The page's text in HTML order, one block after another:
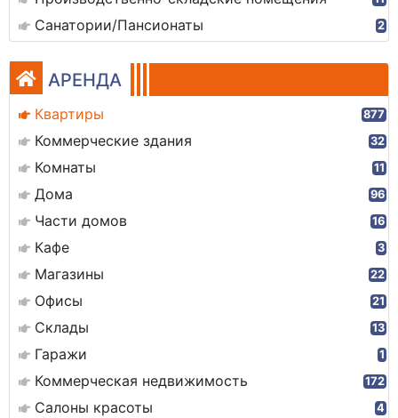
Санатории/Пансионаты 2
АРЕНДА
Квартиры 877
Коммерческие здания 32
Комнаты 11
Дома 96
Части домов 16
Кафе 3
Магазины 22
Офисы 21
Склады 13
Гаражи 1
Коммерческая недвижимость 172
Салоны красоты 4